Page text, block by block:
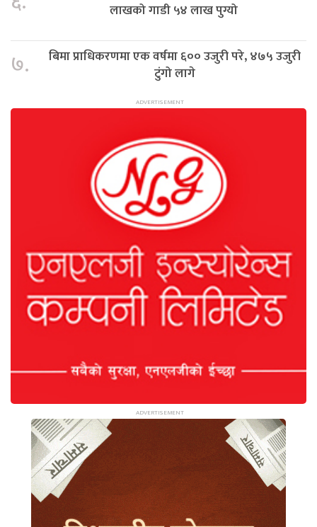
लाखको गाडी ५४ लाख पुग्यो
७.
बिमा प्राधिकरणमा एक वर्षमा ६०० उजुरी परे, ४७५ उजुरी
टुंगो लागे